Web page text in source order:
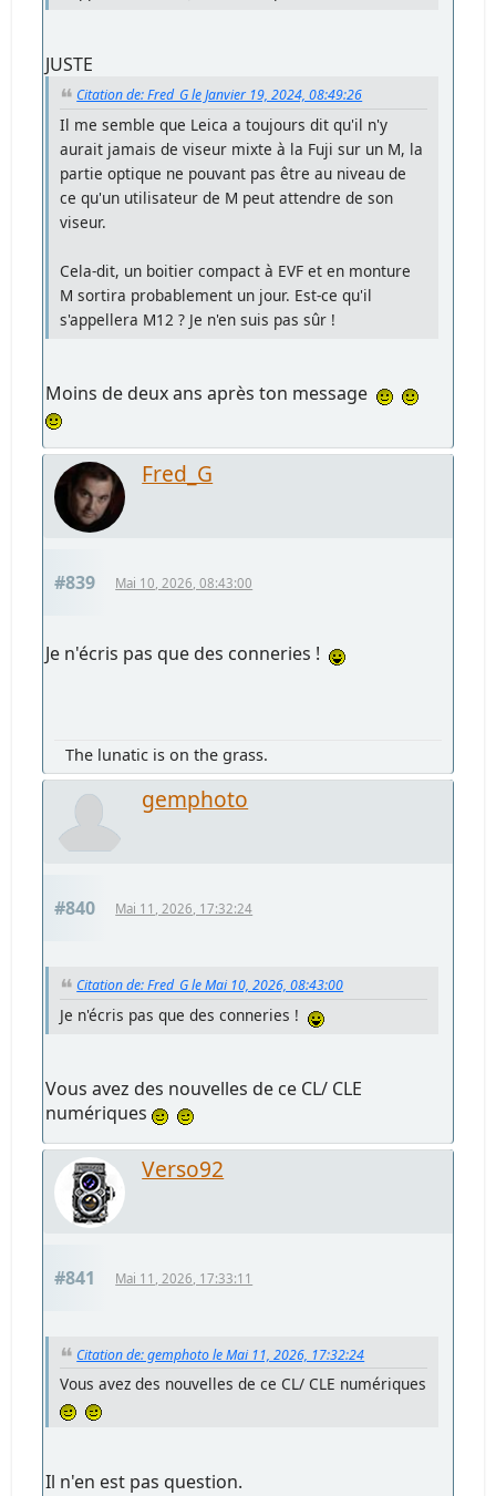
JUSTE
Citation de: Fred_G le Janvier 19, 2024, 08:49:26
Il me semble que Leica a toujours dit qu'il n'y
aurait jamais de viseur mixte à la Fuji sur un M, la
partie optique ne pouvant pas être au niveau de
ce qu'un utilisateur de M peut attendre de son
viseur.
Cela-dit, un boitier compact à EVF et en monture
M sortira probablement un jour. Est-ce qu'il
s'appellera M12 ? Je n'en suis pas sûr !
Moins de deux ans après ton message
Fred_G
#839 Mai 10, 2026, 08:43:00
Je n'écris pas que des conneries !
The lunatic is on the grass.
gemphoto
#840 Mai 11, 2026, 17:32:24
Citation de: Fred_G le Mai 10, 2026, 08:43:00
Je n'écris pas que des conneries !
Vous avez des nouvelles de ce CL/ CLE
numériques
Verso92
#841 Mai 11, 2026, 17:33:11
Citation de: gemphoto le Mai 11, 2026, 17:32:24
Vous avez des nouvelles de ce CL/ CLE numériques
Il n'en est pas question.